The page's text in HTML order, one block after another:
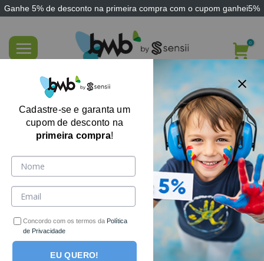
Ganhe 5% de desconto na primeira compra com o cupom ganhei5%
content
Bolsa de Gelo Térmica Flexível Sensii®
Cadastre-se e garanta um
cupom de desconto na
primeira compra!
Concordo com os termos da Política
de Privacidade
EU QUERO!